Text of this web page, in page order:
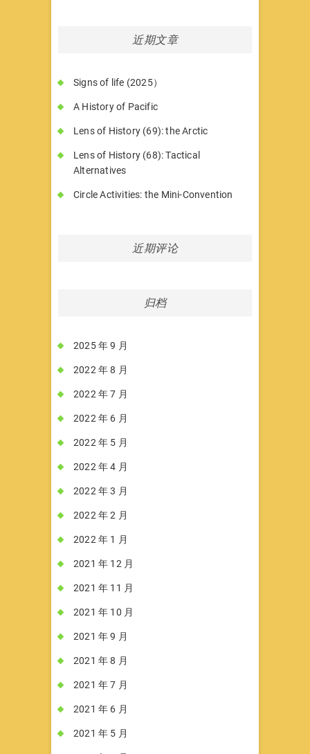
近期文章
Signs of life (2025）
A History of Pacific
Lens of History (69): the Arctic
Lens of History (68): Tactical
Alternatives
Circle Activities: the Mini-Convention
近期评论
归档
2025 年 9 月
2022 年 8 月
2022 年 7 月
2022 年 6 月
2022 年 5 月
2022 年 4 月
2022 年 3 月
2022 年 2 月
2022 年 1 月
2021 年 12 月
2021 年 11 月
2021 年 10 月
2021 年 9 月
2021 年 8 月
2021 年 7 月
2021 年 6 月
2021 年 5 月